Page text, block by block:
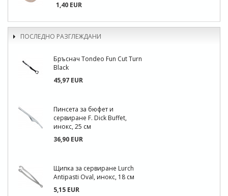
1,40 EUR
ПОСЛЕДНО РАЗГЛЕЖДАНИ
Бръснач Tondeo Fun Cut Turn
Black
45,97 EUR
Пинсета за бюфет и
сервиране F. Dick Buffet,
инокс, 25 см
36,90 EUR
Щипка за сервиране Lurch
Antipasti Oval, инокс, 18 см
5,15 EUR